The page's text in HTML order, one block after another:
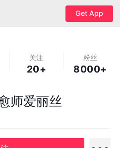
Get App
关注
20+
粉丝
8000+
师爱丽丝